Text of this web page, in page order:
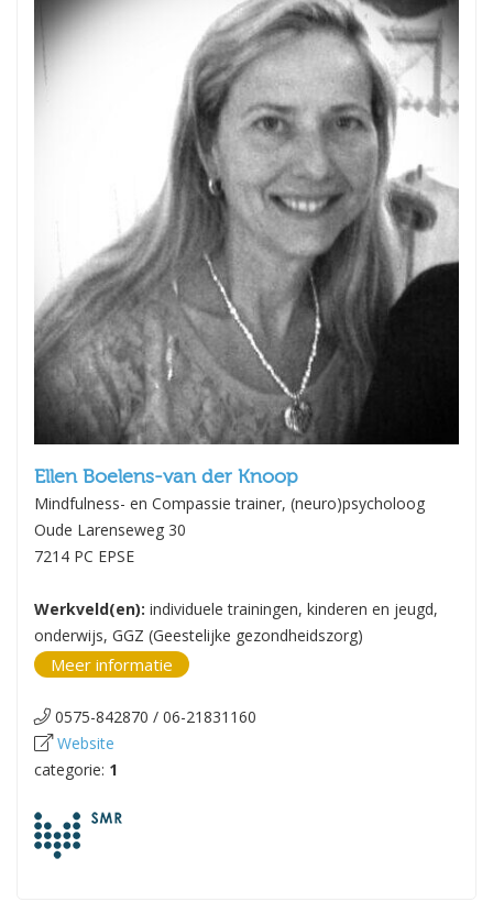
Ellen Boelens-van der Knoop
Mindfulness- en Compassie trainer, (neuro)psycholoog
Oude Larenseweg 30
7214 PC EPSE
Werkveld(en): individuele trainingen, kinderen en jeugd,
onderwijs, GGZ (Geestelijke gezondheidszorg)
Meer informatie
0575-842870 / 06-21831160
Website
categorie: 1